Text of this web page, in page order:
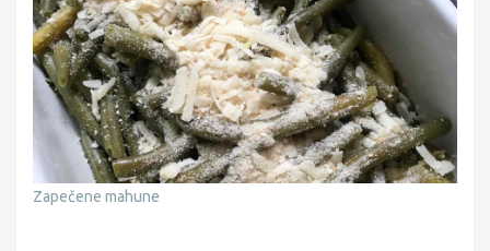
Zapečene mahune